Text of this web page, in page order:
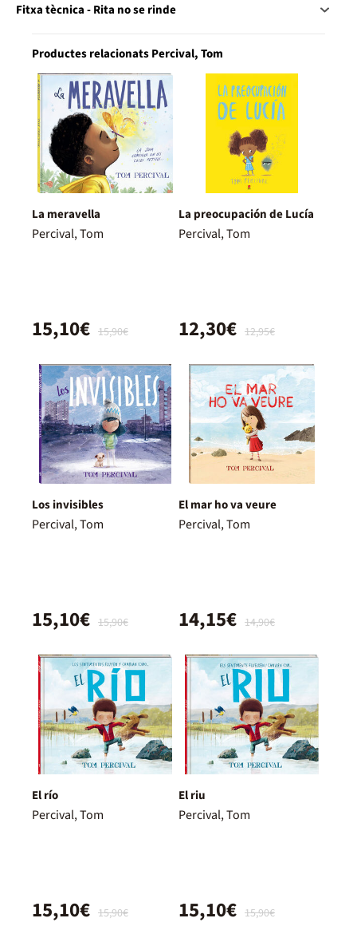
Fitxa tècnica - Rita no se rinde
Productes relacionats Percival, Tom
La meravella
Percival, Tom
15,90€
15,10€
La preocupación de Lucía
Percival, Tom
12,95€
12,30€
Los invisibles
Percival, Tom
15,90€
15,10€
El mar ho va veure
Percival, Tom
14,90€
14,15€
El río
Percival, Tom
15,90€
15,10€
El riu
Percival, Tom
15,90€
15,10€